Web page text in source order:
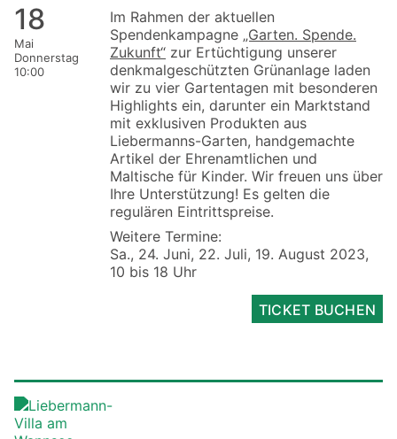
Im Rahmen der aktuellen
Spendenkampagne „Garten. Spende.
Zukunft“ zur Ertüchtigung unserer
denkmalgeschützten Grünanlage laden
wir zu vier Gartentagen mit besonderen
Highlights ein, darunter ein Marktstand
mit exklusiven Produkten aus
Liebermanns-Garten, handgemachte
Artikel der Ehrenamtlichen und
Maltische für Kinder. Wir freuen uns über
Ihre Unterstützung! Es gelten die
regulären Eintrittspreise.
Weitere Termine:
Sa., 24. Juni, 22. Juli, 19. August 2023,
10 bis 18 Uhr
18
Mai
Donnerstag
10:00
TICKET BUCHEN